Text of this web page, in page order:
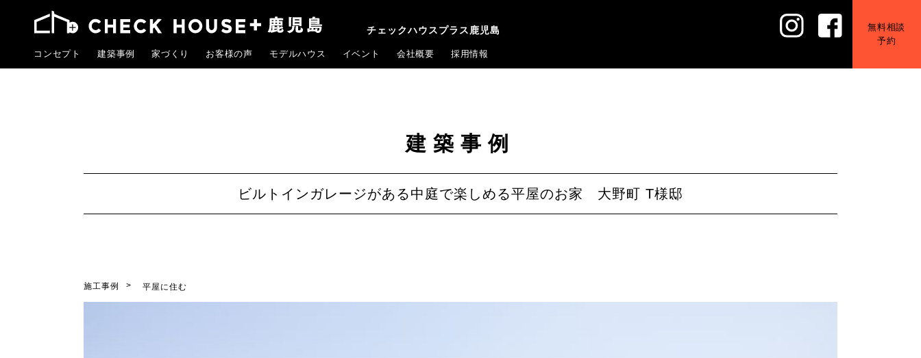
チェックハウスプラス鹿児島
コンセプト 建築事例 家づくり お客様の声 モデルハウス イベント 会社概要 採用情報
無料相談
予約
建築事例
ビルトインガレージがある中庭で楽しめる平屋のお家 大野町 T様邸
施工事例 平屋に住む